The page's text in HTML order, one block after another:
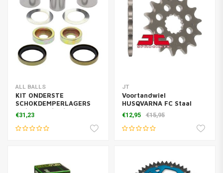
ALL BALLS
KIT ONDERSTE
SCHOKDEMPERLAGERS
SX/SXF TC/TE/FC/FE
€31,23
JT
Voortandwiel
HUSQVARNA FC Staal
Anti-modder
€12,95 €15,95